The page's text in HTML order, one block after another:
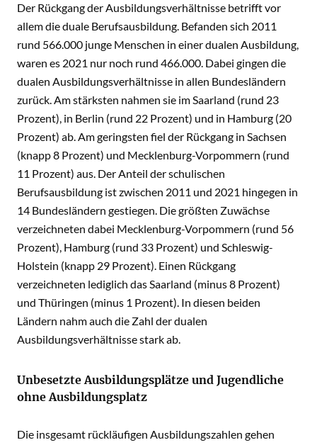
Der Rückgang der Ausbildungsverhältnisse betrifft vor
allem die duale Berufsausbildung. Befanden sich 2011
rund 566.000 junge Menschen in einer dualen Ausbildung,
waren es 2021 nur noch rund 466.000. Dabei gingen die
dualen Ausbildungsverhältnisse in allen Bundesländern
zurück. Am stärksten nahmen sie im Saarland (rund 23
Prozent), in Berlin (rund 22 Prozent) und in Hamburg (20
Prozent) ab. Am geringsten fiel der Rückgang in Sachsen
(knapp 8 Prozent) und Mecklenburg-Vorpommern (rund
11 Prozent) aus. Der Anteil der schulischen
Berufsausbildung ist zwischen 2011 und 2021 hingegen in
14 Bundesländern gestiegen. Die größten Zuwächse
verzeichneten dabei Mecklenburg-Vorpommern (rund 56
Prozent), Hamburg (rund 33 Prozent) und Schleswig-
Holstein (knapp 29 Prozent). Einen Rückgang
verzeichneten lediglich das Saarland (minus 8 Prozent)
und Thüringen (minus 1 Prozent). In diesen beiden
Ländern nahm auch die Zahl der dualen
Ausbildungsverhältnisse stark ab.
Unbesetzte Ausbildungsplätze und Jugendliche
ohne Ausbildungsplatz
Die insgesamt rückläufigen Ausbildungszahlen gehen